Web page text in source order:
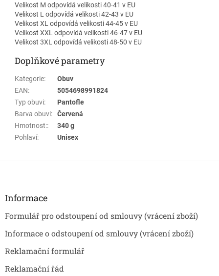
Velikost M odpovídá velikosti 40-41 v EU
Velikost L odpovídá velikosti 42-43 v EU
Velikost XL odpovídá velikosti 44-45 v EU
Velikost XXL odpovídá velikosti 46-47 v EU
Velikost 3XL odpovídá velikosti 48-50 v EU
Doplňkové parametry
Kategorie:
Obuv
EAN:
5054698991824
Typ obuvi:
Pantofle
Barva obuvi:
Červená
Hmotnost::
340 g
Pohlaví: Unisex
Z
Informace
Formulář pro odstoupení od smlouvy (vrácení zboží)
Informace o odstoupení od smlouvy (vrácení zboží)
Reklamační formulář
Reklamační řád